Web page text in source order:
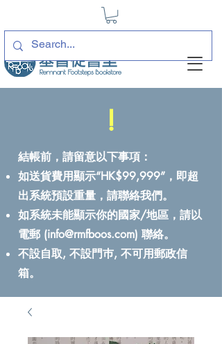
!
結帳前，請留意以下事項：
如送貨費用顯示“HK$99,999”，即超
出系統預設重量，請聯絡我們。
如系統未能顯示你的國家/地區，請以
電郵 (info@rmfboos.com) 聯絡。
不設自取, 不設門巿, 不可用郵政信
箱。